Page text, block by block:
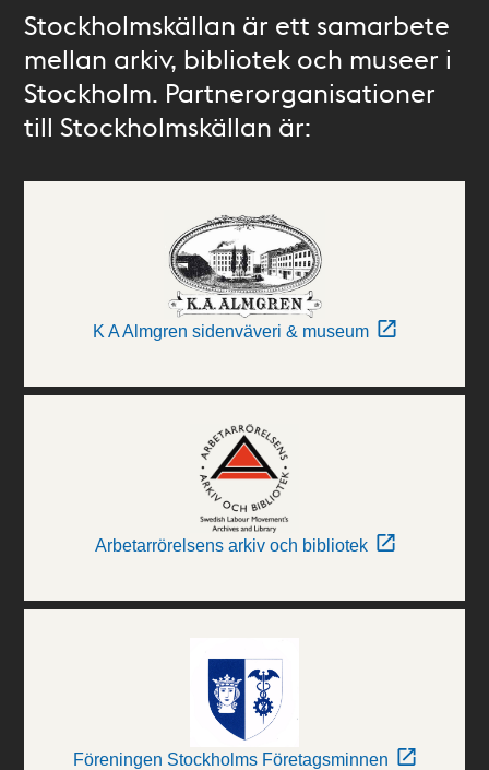
Stockholmskällan är ett samarbete
mellan arkiv, bibliotek och museer i
Stockholm. Partnerorganisationer
till Stockholmskällan är:
K A Almgren sidenväveri & museum
Arbetarrörelsens arkiv och bibliotek
Föreningen Stockholms Företagsminnen